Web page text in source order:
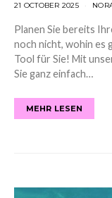
21 OCTOBER 2025
Planen Sie bereits
noch nicht, wohin es
Tool für Sie! Mit
Sie ganz einfach…
MEHR LESEN